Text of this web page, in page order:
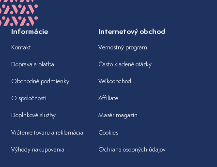
Informácie
Kontakt
Doprava a platba
Obchodné podmienky
O spoločnosti
Doplnkové služby
Vrátenie tovaru a reklamácia
Výhody nakupovania
Internetový obchod
Vernostný program
Často kladené otázky
Veľkoobchod
Affiliate
Masér magazín
Cookies
Ochrana osobných údajov